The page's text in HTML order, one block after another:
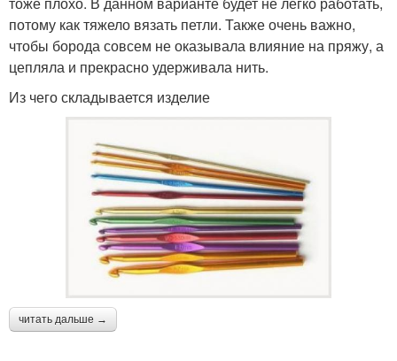
потому как тяжело вязать петли. Также очень важно,
чтобы борода совсем не оказывала влияние на пряжу, а
цепляла и прекрасно удерживала нить.
Из чего складывается изделие
читать дальше →